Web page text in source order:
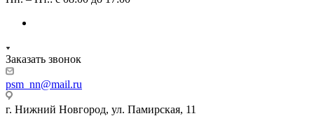
Заказать звонок
psm_nn@mail.ru
г. Нижний Новгород, ул. Памирская, 11